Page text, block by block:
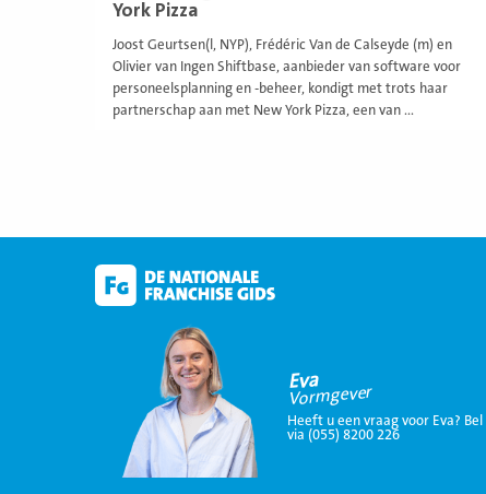
York Pizza
Joost Geurtsen(l, NYP), Frédéric Van de Calseyde (m) en
Olivier van Ingen Shiftbase, aanbieder van software voor
personeelsplanning en -beheer, kondigt met trots haar
partnerschap aan met New York Pizza, een van ...
Eva
Vormgever
Heeft u een vraag voor Eva? Bel
via (055) 8200 226